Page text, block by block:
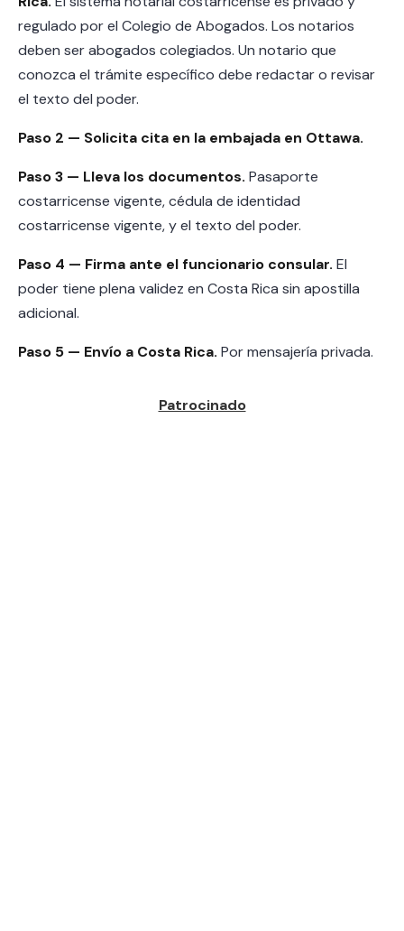
regulado por el Colegio de Abogados. Los notarios
deben ser abogados colegiados. Un notario que
conozca el trámite específico debe redactar o revisar
el texto del poder.
Paso 2 — Solicita cita en la embajada en Ottawa.
Paso 3 — Lleva los documentos. Pasaporte
costarricense vigente, cédula de identidad
costarricense vigente, y el texto del poder.
Paso 4 — Firma ante el funcionario consular. El
poder tiene plena validez en Costa Rica sin apostilla
adicional.
Paso 5 — Envío a Costa Rica. Por mensajería privada.